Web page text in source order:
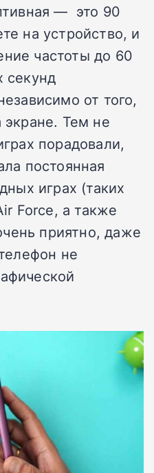
— это 90
на устройство, и
частоты до 60
секунд
от того,
экране. Тем не
порадовали,
постоянная
играх (таких
Force, а также
приятно, даже
не